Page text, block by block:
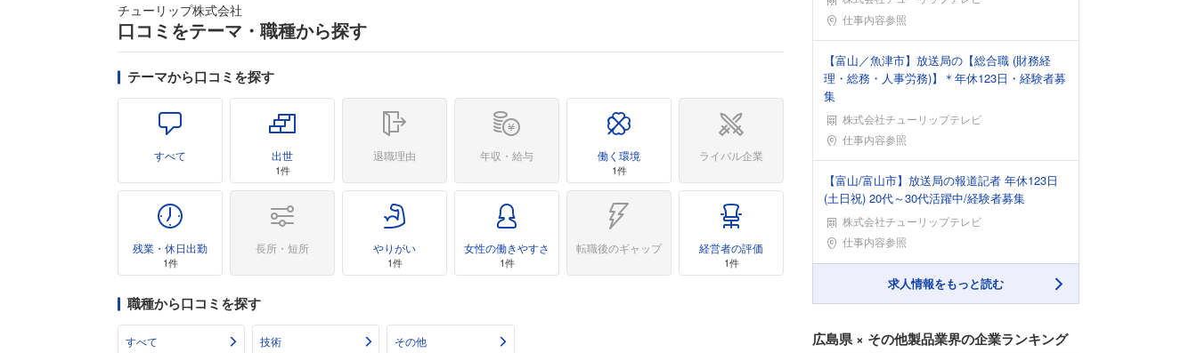
チューリップ株式会社
口コミをテーマ・職種から探す
テーマから口コミを探す
すべて 出世
1件
退職理由 年収・給与 働く環境
1件
ライバル企業
残業・休日出勤
1件
長所・短所 やりがい
1件
女性の働きやすさ
1件
転職後のギャップ 経営者の評価
1件
職種から口コミを探す
すべて 技術 その他
勤務地仕事内容参照
【富山／魚津市】放送局の【総合職 (財務経
理・総務・人事労務)】＊年休123日・経験者募
集
株式会社チューリップテレビ
勤務地仕事内容参照
【富山/富山市】放送局の報道記者 年休123日
(土日祝) 20代～30代活躍中/経験者募集
株式会社チューリップテレビ
勤務地仕事内容参照
求人情報をもっと読む
広島県× その他製品業界の企業ランキング